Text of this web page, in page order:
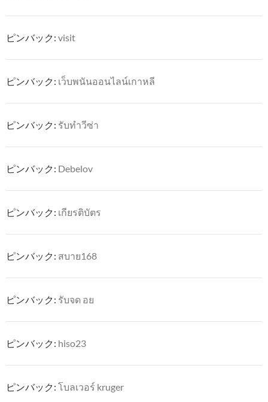
ピンバック: visit
ピンバック: เว็บพนันออนไลน์เกาหลี
ピンバック: รับทำวีซ่า
ピンバック: Debelov
ピンバック: เกียรติบัตร
ピンバック: สบาย168
ピンバック: รับจด อย
ピンバック: hiso23
ピンバック: โบลเวอร์ kruger